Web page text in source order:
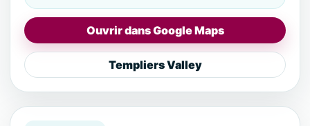
Ouvrir dans Google Maps
Templiers Valley